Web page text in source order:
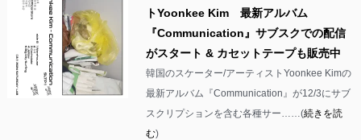
トYoonkee Kim 最新アルバム
『Communication』サブスクでの配信
がスタート & カセットテープも販売中
韓国のスケーター/アーティストYoonkee Kimの
最新アルバム『Communication』が12/3にサブ
スクリプションを含む各種サー……(続きを読
む)